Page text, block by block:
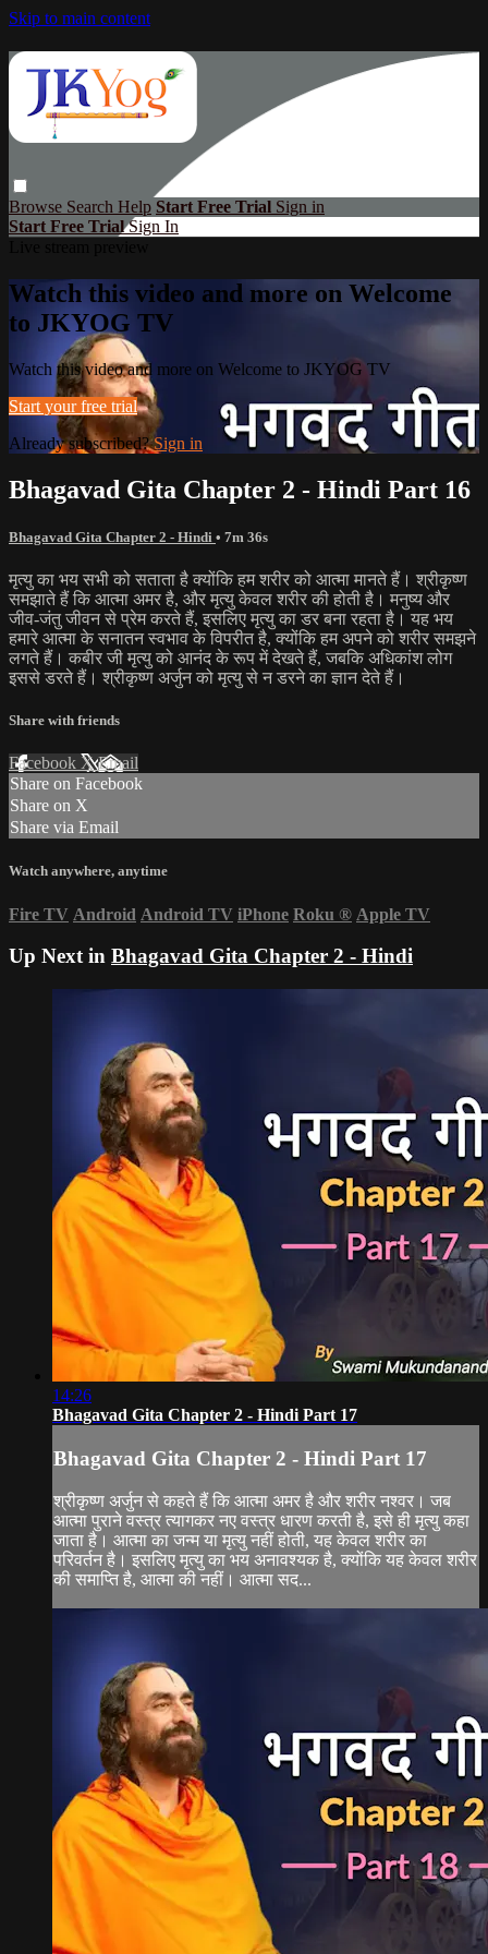
Skip to main content
Browse Search Help Start Free Trial Sign in
Start Free TrialSign In
Watch this video and more on Welcome
to JKYOG TV
Watch this video and more on Welcome to JKYOG TV
Start your free trial
Already subscribed?Sign in
Bhagavad Gita Chapter 2 - Hindi Part 16
Bhagavad Gita Chapter 2 - Hindi • 7m 36s
मृत्यु का भय सभी को सताता है क्योंकि हम शरीर को आत्मा मानते हैं। श्रीकृष्ण
समझाते हैं कि आत्मा अमर है, और मृत्यु केवल शरीर की होती है। मनुष्य और
जीव-जंतु जीवन से प्रेम करते हैं, इसलिए मृत्यु का डर बना रहता है। यह भय
हमारे आत्मा के सनातन स्वभाव के विपरीत है, क्योंकि हम अपने को शरीर समझने
लगते हैं। कबीर जी मृत्यु को आनंद के रूप में देखते हैं, जबकि अधिकांश लोग
इससे डरते हैं। श्रीकृष्ण अर्जुन को मृत्यु से न डरने का ज्ञान देते हैं।
Share with friends
Facebook XEmail
Share on Facebook
Share on X
Share via Email
Watch anywhere, anytime
Fire TV Android Android TV iPhone Roku ® Apple TV
Up Next in Bhagavad Gita Chapter 2 - Hindi
14:26
Bhagavad Gita Chapter 2 - Hindi Part 17
Bhagavad Gita Chapter 2 - Hindi Part 17
श्रीकृष्ण अर्जुन से कहते हैं कि आत्मा अमर है और शरीर नश्वर। जब
आत्मा पुराने वस्त्र त्यागकर नए वस्त्र धारण करती है, इसे ही मृत्यु कहा
जाता है। आत्मा का जन्म या मृत्यु नहीं होती, यह केवल शरीर का
परिवर्तन है। इसलिए मृत्यु का भय अनावश्यक है, क्योंकि यह केवल शरीर
की समाप्ति है, आत्मा की नहीं। आत्मा सद...